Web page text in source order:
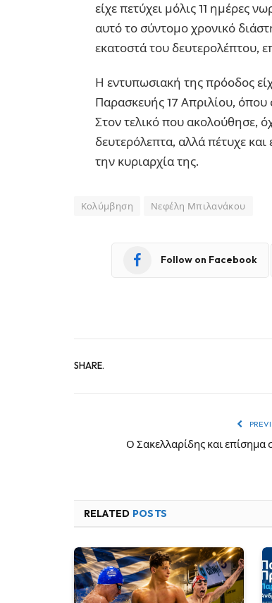
είχε πετύχει μόλις 11 ημέρες
αυτό το σύντομο χρονικό
εκατοστά του δευτερολέπτου,
Η εντυπωσιακή της πρόοδος
Παρασκευής 17 Απριλίου,
Στον τελικό που ακολούθησε,
δευτερόλεπτα, αλλά πέτυχε
την κυριαρχία της.
Κολύμβηση Νεφέλη Μπιλανάκου
Follow on Facebook
SHARE.
Ο Σακελλαρίδης και επίσημα
RELATED POSTS